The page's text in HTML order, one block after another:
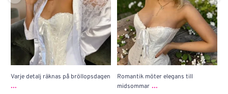
Varje detalj räknas på bröllopsdagen
...
Romantik möter elegans till
midsommar ...